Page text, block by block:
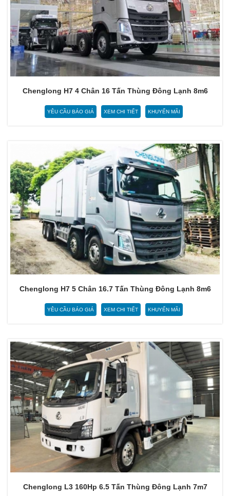
Chenglong H7 4 Chân 16 Tấn Thùng Đông Lạnh 8m6
YÊU CẦU BÁO GIÁ XEM CHI TIẾT KHUYẾN MÃI
Chenglong H7 5 Chân 16.7 Tấn Thùng Đông Lạnh 8m6
YÊU CẦU BÁO GIÁ XEM CHI TIẾT KHUYẾN MÃI
Chenglong L3 160Hp 6.5 Tấn Thùng Đông Lạnh 7m7